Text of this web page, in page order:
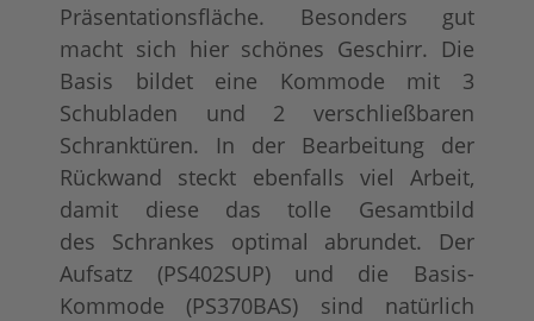
tief gebürstet
+ 987,00 € Konfigurator
+ 812,00 €
Präsentationsfläche. Besonders gut
macht sich hier schönes Geschirr. Die
Basis bildet eine Kommode mit 3
Schubladen und 2 verschließbaren
Schranktüren. In der Bearbeitung der
Rückwand steckt ebenfalls viel Arbeit,
damit diese das tolle Gesamtbild
des Schrankes optimal abrundet. Der
Aufsatz (PS402SUP) und die Basis-
Kommode (PS370BAS) sind natürlich